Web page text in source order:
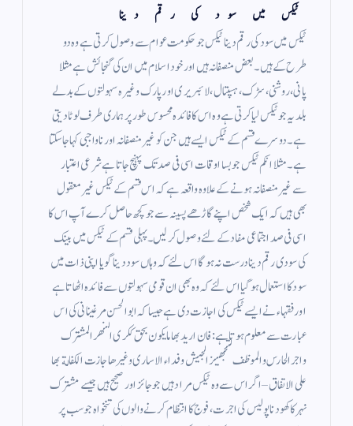
ٹیکس میں سود کی رقم دینا
ٹیکس میں سود کی رقم دینا ٹیکس جو حکومت عوام سے وصول کرتی ہے وہ دو
طرح کے ہیں ۔ بعض منصفانہ ہیں اور خود اسلام میں ان کی گنجائش ہے مثلا
پانی ، روشنی ، سڑک ، ہسپتال ، لائبریری اور پارک وغیرہ سہولتوں کے بدلے
بلدیہ جو ٹیکس لیا کرتی ہے وہ اس کا فائدہ محسوس طور پر ہماری طرف لوٹا دیتی
ہے ۔ دوسرے قسم کے ٹیکس ایسے ہیں جن کو غیر منصفانہ اور ناواجبی کہا جاسکتا
ہے ۔ مثلا انکم ٹیکس جو بسا اوقات اسی فی صد تک پہنچ جاتا ہے شرعی اعتبار
سے غیر منصفانہ ہونے کے علاوہ واقعہ ہے کہ اس قسم کے ٹیکس غیر معقول
بھی ہیں کہ ایک شخص اپنے گاڑھے پسینہ سے جو کچھ حاصل کرے آپ اس کا
اسی فی صد اجتماعی مفاد کے لئے وصول کر لیں۔ پہلی قسم کے ٹیکس میں بینک
کی سودی رقم دینا درست نہ ہو گا اس لئے کہ وہاں سود دینا گویا اپنی ذات میں
سود کا استعمال ہوگیا اس لئے کہ وہ بھی ان قومی سہولتوں سے فائدہ اٹھاتا ہے
اور فقہاء نے ایسے ٹیکس کی اجازت دی ہے جیسا کہ ابوالحسن مرغینانی کی اس
عبارت سے معلوم ہوتا ہے : فان اريد بها ما يكون بحق ككرى النهر المشترك
واجر الحارس والموظف لتجهيز الجيش وفداء الاسارى وغيرها جازت الكفالة بها
على الاتفاق – اگر اس سے وہ ٹیکس مراد ہیں جو جائز اور صحیح ہیں جیسے مشترک
نہر کا کھودنا پولیس کی اجرت ، فوج کا انتظام کرنے والوں کی تنخواہ جو سب پر